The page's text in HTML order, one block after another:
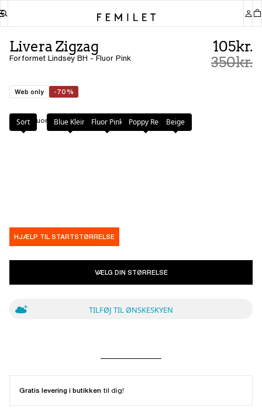
Livera Zigzag
Forformet Lindsey BH - Fluor Pink
105kr.
350kr.
Web only -70%
Farve: Fluor Pink
Sort Blue Klein Fluor Pink Poppy Red Beige
HJÆLP TIL STARTSTØRRELSE
VÆLG DIN STØRRELSE
TILFØJ TIL ØNSKESKYEN
Gratis levering i butikken til dig!